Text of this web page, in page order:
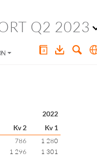
Q2 2023
2022
Kv 2 Kv 1
786
1 280
1 296
1 301